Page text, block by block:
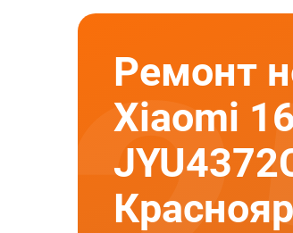
Ремонт
Xiaomi